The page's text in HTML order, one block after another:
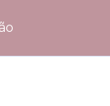
⟡ 2º Edição